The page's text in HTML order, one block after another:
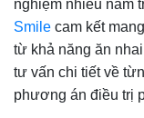
nghiệm nhiều năm
Smile cam kết
từ khả năng ăn
tư vấn chi tiết về
phương án điều trị